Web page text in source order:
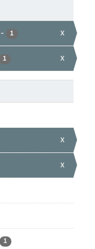
- 1 x
1 x
x
x
1